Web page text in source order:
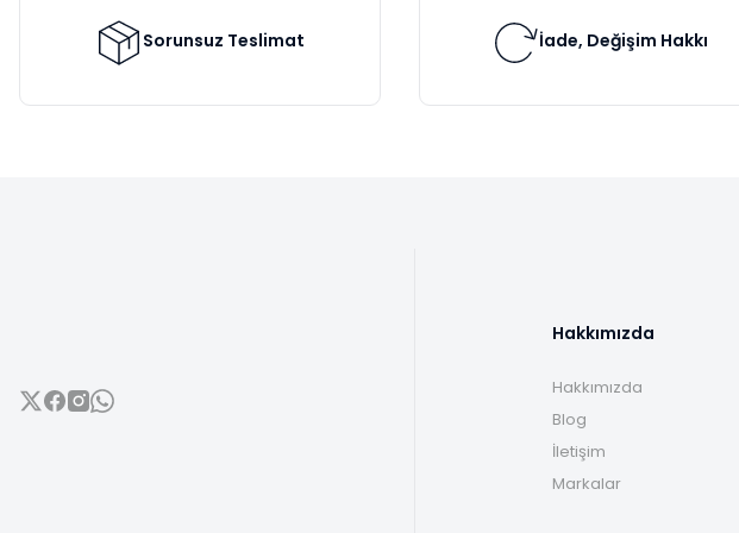
Bu ürüne benzer farklı alternatifler olmalı.
Sorunsuz Teslimat İade, Değişim Hakkı
Hakkımızda
Hakkımızda
Blog
İletişim
Markalar